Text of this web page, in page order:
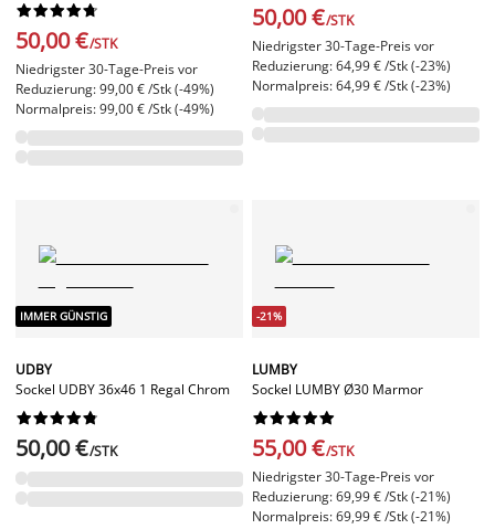






50,00 €/STK
Niedrigster 30-Tage-Preis vor
Reduzierung: 99,00 € /Stk (-49%)
Normalpreis: 99,00 € /Stk (-49%)
50,00 €/STK
Niedrigster 30-Tage-Preis vor
Reduzierung: 64,99 € /Stk (-23%)
Normalpreis: 64,99 € /Stk (-23%)
IMMER GÜNSTIG
UDBY
Sockel UDBY 36x46 1 Regal Chrom






50,00 €/STK
-21%
LUMBY
Sockel LUMBY Ø30 Marmor






55,00 €/STK
Niedrigster 30-Tage-Preis vor
Reduzierung: 69,99 € /Stk (-21%)
Normalpreis: 69,99 € /Stk (-21%)